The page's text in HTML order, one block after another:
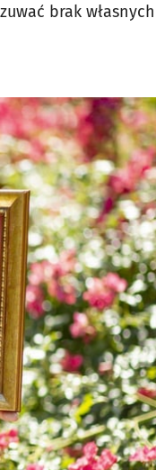
brak własnych